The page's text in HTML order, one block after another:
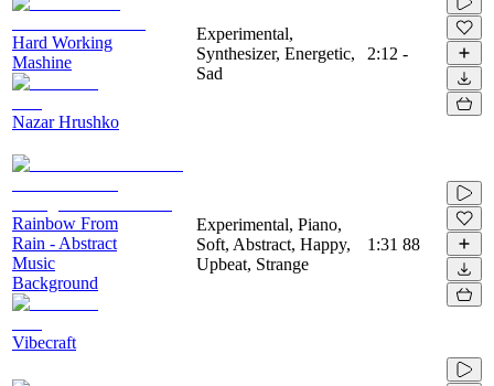
Hard Working
Mashine
Nazar Hrushko
Experimental,
Synthesizer, Energetic,
Sad
2:12 -
Rainbow From
Rain - Abstract
Music
Background
Vibecraft
Experimental, Piano,
Soft, Abstract, Happy,
Upbeat, Strange
1:31 88